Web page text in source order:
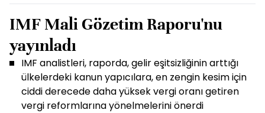
IMF Mali Gözetim Raporu'nu
yayınladı
IMF analistleri, raporda, gelir eşitsizliğinin arttığı
ülkelerdeki kanun yapıcılara, en zengin kesim için
ciddi derecede daha yüksek vergi oranı getiren
vergi reformlarına yönelmelerini önerdi